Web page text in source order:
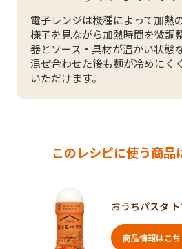
電子レンジは機種によって加熱
様子を見ながら加熱時間を微調
器とソース・具材が温かい状態
混ぜ合わせた後も麺が冷めにく
いただけます。
このレシピに使う商品
おうちパスタ
商品情報はこち